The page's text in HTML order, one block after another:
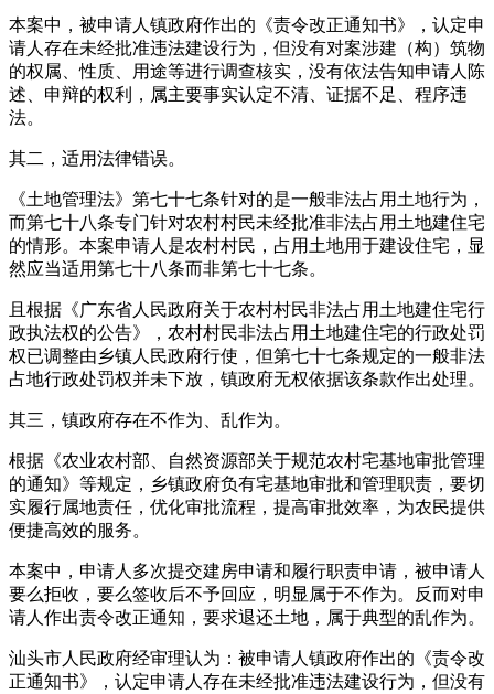
本案中，被申请人镇政府作出的《责令改正通知书》，认定申
请人存在未经批准违法建设行为，但没有对案涉建（构）筑物
的权属、性质、用途等进行调查核实，没有依法告知申请人陈
述、申辩的权利，属主要事实认定不清、证据不足、程序违
法。
其二，适用法律错误。
《土地管理法》第七十七条针对的是一般非法占用土地行为，
而第七十八条专门针对农村村民未经批准非法占用土地建住宅
的情形。本案申请人是农村村民，占用土地用于建设住宅，显
然应当适用第七十八条而非第七十七条。
且根据《广东省人民政府关于农村村民非法占用土地建住宅行
政执法权的公告》，农村村民非法占用土地建住宅的行政处罚
权已调整由乡镇人民政府行使，但第七十七条规定的一般非法
占地行政处罚权并未下放，镇政府无权依据该条款作出处理。
其三，镇政府存在不作为、乱作为。
根据《农业农村部、自然资源部关于规范农村宅基地审批管理
的通知》等规定，乡镇政府负有宅基地审批和管理职责，要切
实履行属地责任，优化审批流程，提高审批效率，为农民提供
便捷高效的服务。
本案中，申请人多次提交建房申请和履行职责申请，被申请人
要么拒收，要么签收后不予回应，明显属于不作为。反而对申
请人作出责令改正通知，要求退还土地，属于典型的乱作为。
汕头市人民政府经审理认为：被申请人镇政府作出的《责令改
正通知书》，认定申请人存在未经批准违法建设行为，但没有